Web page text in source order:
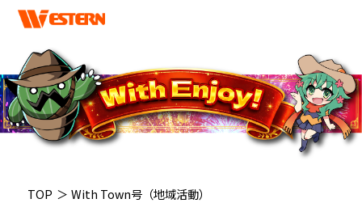
TOP ＞ With Town号（地域活動）